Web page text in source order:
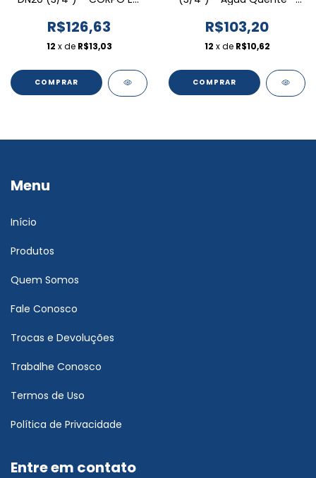
EQUIPADO PARA LEITURA
REMOTA
R$126,63
12 x de R$13,03
COMPRAR
R$103,20
12 x de R$10,62
COMPRAR
Menu
Início
Produtos
Quem Somos
Fale Conosco
Trocas e Devoluções
Trabalhe Conosco
Termos de Uso
Política de Privacidade
Entre em contato